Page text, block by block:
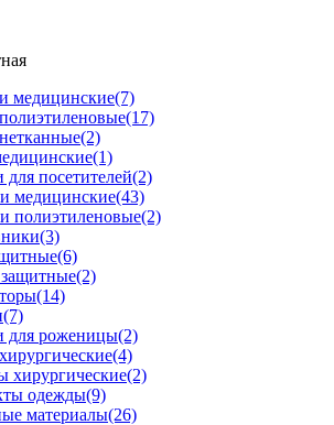
медицинские(7)
(17)
(2)
(1)
посетителей(2)
медицинские(43)
полиэтиленовые(2)
(3)
(6)
(2)
(14)
(7)
для роженицы(2)
(4)
хирургические(2)
одежды(9)
материалы(26)